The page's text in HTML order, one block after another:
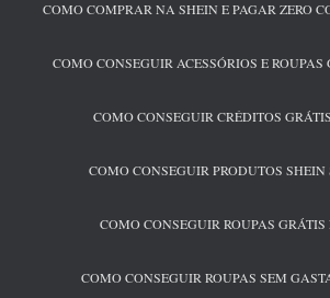
COMO COMPRAR NA SHEIN E PAGAR ZERO
COMO CONSEGUIR ACESSÓRIOS E
COMO CONSEGUIR CRÉDITOS
COMO CONSEGUIR PRODUTOS SHEIN
COMO CONSEGUIR ROUPAS
COMO CONSEGUIR ROUPAS SEM